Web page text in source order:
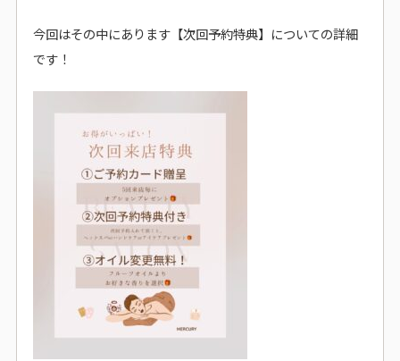
今回はその中にあります【次回予約特典】についての詳細
です！